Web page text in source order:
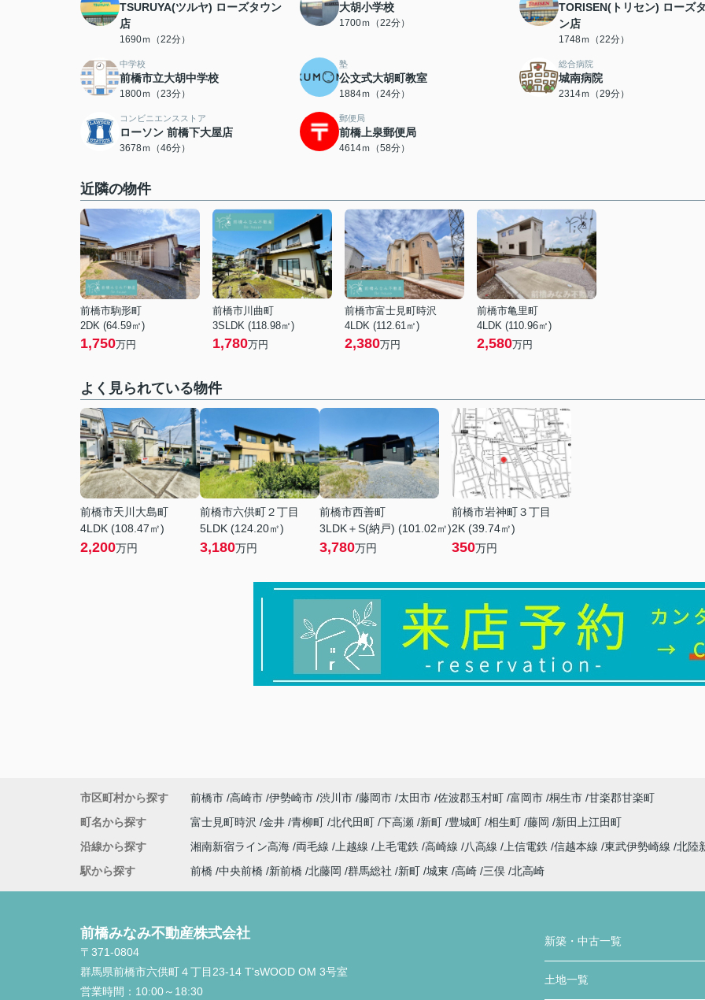
TSURUYA(ツルヤ) ローズタウン
店
1690ｍ（22分）
大胡小学校
1700ｍ（22分）
TORISEN(トリセン) ローズ
ン店
1748ｍ（22分）
中学校
前橋市立大胡中学校
1800ｍ（23分）
塾
公文式大胡町教室
1884ｍ（24分）
総合病院
城南病院
2314ｍ（29分）
コンビニエンスストア
ローソン 前橋下大屋店
3678ｍ（46分）
郵便局
前橋上泉郵便局
4614ｍ（58分）
近隣の物件
前橋市駒形町
2DK (64.59㎡)
1,750万円
前橋市川曲町
3SLDK (118.98㎡)
1,780万円
前橋市富士見町時沢
4LDK (112.61㎡)
2,380万円
前橋市亀里町
4LDK (110.96㎡)
2,580万円
よく見られている物件
前橋市天川大島町
4LDK (108.47㎡)
2,200万円
前橋市六供町２丁目
5LDK (124.20㎡)
3,180万円
前橋市西善町
3LDK＋S(納戸) (101.02㎡)
3,780万円
前橋市岩神町３丁目
2K (39.74㎡)
350万円
市区町村から探す 前橋市 高崎市 伊勢崎市 渋川市 藤岡市 太田市 佐波郡玉村町 富岡市 桐生市 甘楽郡甘楽町
町名から探す
富士見町時沢 金井 青柳町 北代田町 下高瀬 新町 豊城町 相生町 藤岡
新田上江田町
沿線から探す
湘南新宿ライン高海 両毛線 上越線 上毛電鉄 高崎線 八高線 上信電鉄 信越本線 東武伊勢崎線 北陸
駅から探す
前橋 中央前橋 新前橋 北藤岡 群馬総社 新町 城東 高崎 三俣 北高崎
前橋みなみ不動産株式会社
〒371-0804
群馬県前橋市六供町４丁目23‐14 T'sWOOD OM 3号室
営業時間： 10:00～18:30
新築・中古一覧
土地一覧